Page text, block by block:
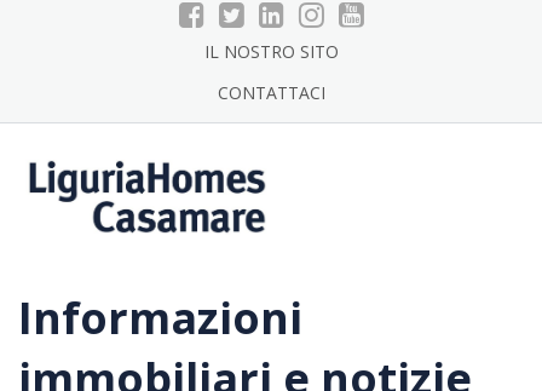
IL NOSTRO SITO
CONTATTACI
Informazioni
immobiliari e notizie